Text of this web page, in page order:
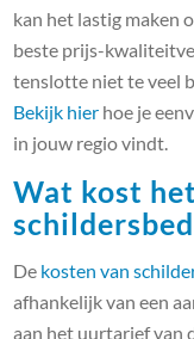
kan het lastig maken
beste prijs-
tenslotte niet te veel
Bekijk hier hoe je
in jouw regio vindt.
Wat kost
De kosten van
afhankelijk van een
aan het uurtarief van